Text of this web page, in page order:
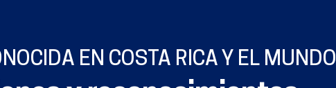
EN COSTA RICA Y EL MUNDO